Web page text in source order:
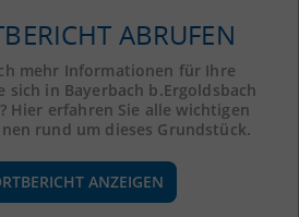
ABRUFEN
mehr Informationen für Ihre
sich in Bayerbach b.Ergoldsbach
Hier erfahren Sie alle wichtigen
rund um dieses Grundstück.
STANDORTBERICHT ANZEIGEN